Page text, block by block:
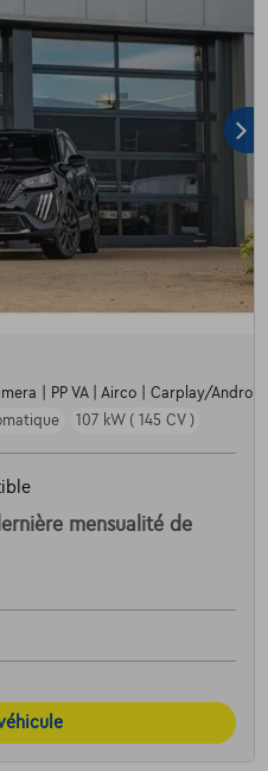
| PP VA | Airco | Carplay/
107 kW ( 145 CV )
mensualité de